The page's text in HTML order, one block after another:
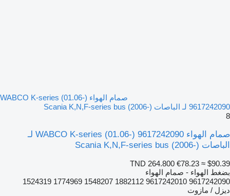
صمام الهواء WABCO K-series (01.06-)
9617242090 لـ الباصات Scania K,N,F-series bus (2006-)
8
صمام الهواء WABCO K-series (01.06-) 9617242090 لـ
الباصات Scania K,N,F-series bus (2006-)
TND 264.800 €78.23 ≈ $90.39
بضغط الهواء - صمام الهواء
9617242090 9617242010 1882112 1548207 1774969 1524319
ديزل / مازوت